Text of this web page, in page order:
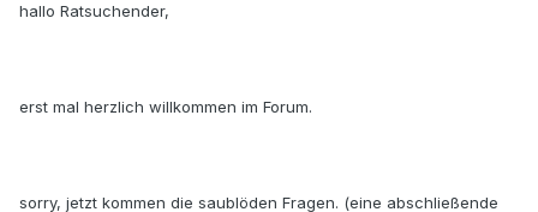
hallo Ratsuchender,
erst mal herzlich willkommen im Forum.
sorry, jetzt kommen die saublöden Fragen. (eine abschließende